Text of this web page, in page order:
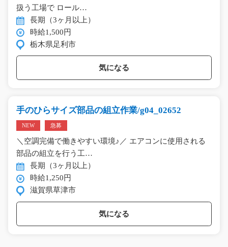
扱う工場で ロール…
長期（3ヶ月以上）
時給1,500円
栃木県足利市
気になる
手のひらサイズ部品の組立作業/g04_02652
NEW 急募
＼空調完備で働きやすい環境♪／ エアコンに使用される
部品の組立を行う工…
長期（3ヶ月以上）
時給1,250円
滋賀県草津市
気になる